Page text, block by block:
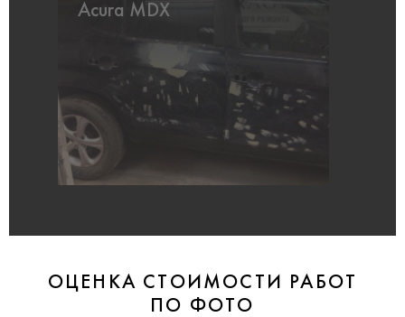
Acura MDX
ОЦЕНКА СТОИМОСТИ РАБОТ
ПО ФОТО